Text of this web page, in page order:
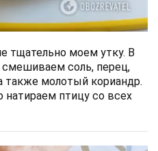
тщательно моем утку. В
соль, перец,
также молотый кориандр.
птицу со всех